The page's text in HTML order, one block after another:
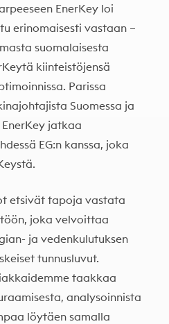
EnerKey loi
erinomaisesti vastaan –
suomalaisesta
kiinteistöjensä
Parissa
Suomessa ja
jatkaa
EG:n kanssa, joka
etsivät tapoja vastata
joka velvoittaa
ja vedenkulutuksen
tunnusluvut.
taakkaa
analysoinnista
löytäen samalla